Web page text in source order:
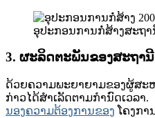
ອຸ​ປະ​ກອນ​ການ​ກໍ່​ສ້າງ​ສະ​ຖາ​
3. ຜະລິດຕະພັນຂອງສະຖານີ
ດ້ວຍຄວາມພະຍາຍາມຂອງຜູ້ສະ
ກ່າວໄດ້ສໍາເລັດຕາມກໍານົດເວລ
ນອງຄວາມຕ້ອງການຂອງ ໂຄງກາ